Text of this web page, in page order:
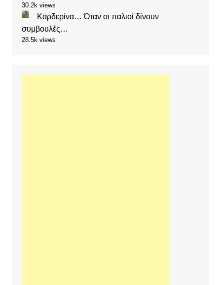
30.2k views
Καρδερίνα… Όταν οι παλιοί δίνουν
συμβουλές…
28.5k views